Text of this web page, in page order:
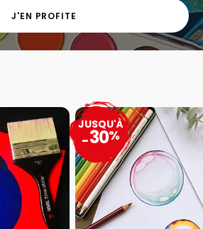
J'EN PROFITE
JUSQU'À
-30%